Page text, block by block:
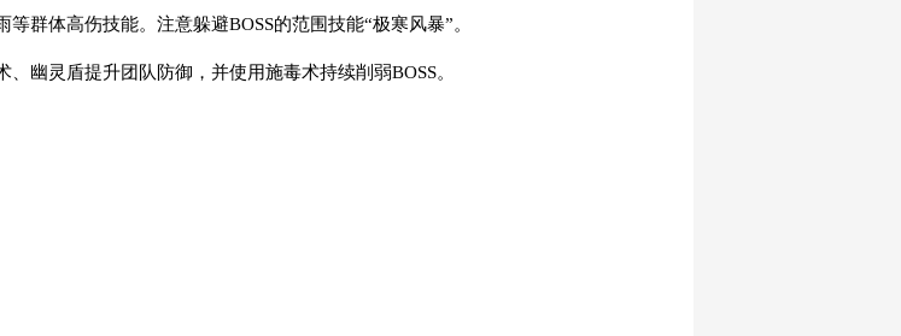
群体高伤技能。注意躲避BOSS的范围技能“极寒风暴”。
幽灵盾提升团队防御，并使用施毒术持续削弱BOSS。